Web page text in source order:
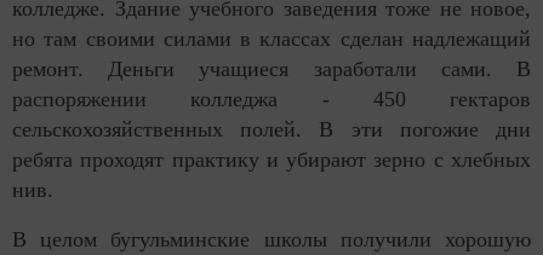
колледже. Здание учебного заведения тоже не новое,
но там своими силами в классах сделан надлежащий
ремонт. Деньги учащиеся заработали сами. В
распоряжении колледжа - 450 гектаров
сельскохозяйственных полей. В эти погожие дни
ребята проходят практику и убирают зерно с хлебных
нив.
В целом бугульминские школы получили хорошую